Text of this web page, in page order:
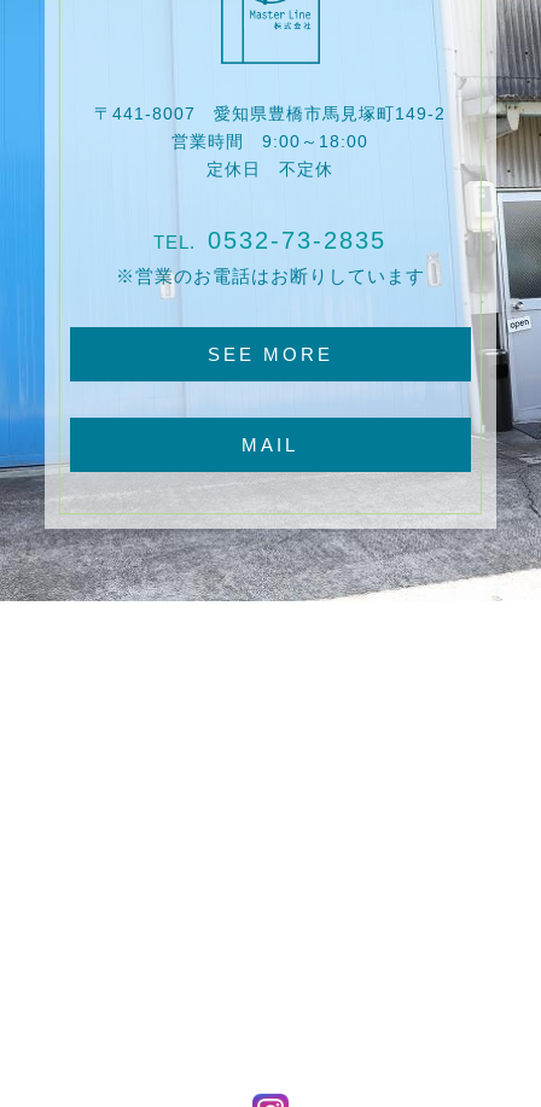
〒441-8007 愛知県豊橋市馬見塚町149-2
営業時間 9:00～18:00
定休日 不定休
TEL. 0532-73-2835
※営業のお電話はお断りしています
SEE MORE
MAIL